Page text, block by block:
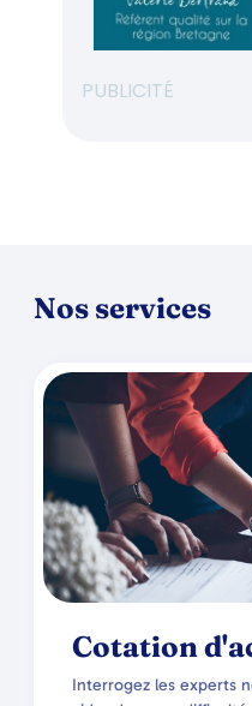
PUBLICITÉ
Nos services
Cotation
Interrogez les experts